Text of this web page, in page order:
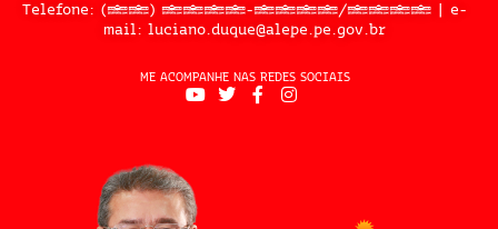
Telefone: (81) 3183-2467/2324 | e-
mail: luciano.duque@alepe.pe.gov.br
ME ACOMPANHE NAS REDES SOCIAIS